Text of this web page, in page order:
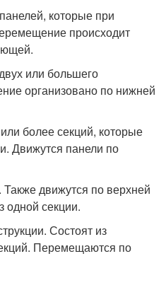
которые при
происходит
или большего
организовано по нижней
более секций, которые
Движутся панели по
движутся по верхней
одной секции.
Состоят из
Перемещаются по